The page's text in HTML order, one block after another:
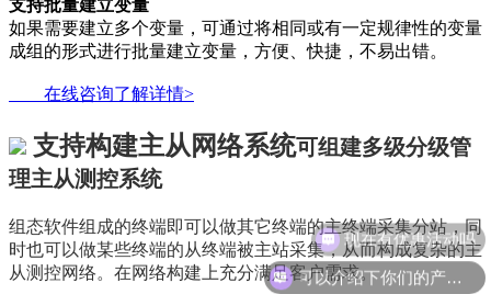
支持批量建立变量
如果需要建立多个变量，可通过将相同或有一定规律性的变量
成组的形式进行批量建立变量，方便、快捷，不易出错。
在线咨询了解详情>
支持构建主从网络系统可组建多级分级管
理主从测控系统
组态软件组成的终端即可以做其它终端的主终端采集分站，同
时也可以做某些终端的从终端被主站采集，从而构成复杂的主
从测控网络。在网络构建上充分满足客户需求。